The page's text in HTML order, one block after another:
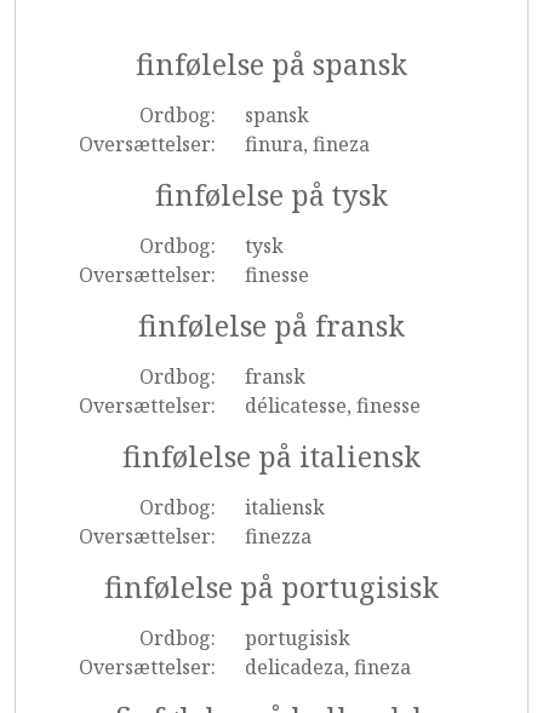
finfølelse på spansk
Ordbog:
spansk
Oversættelser:
finura, fineza
finfølelse på tysk
Ordbog:
tysk
Oversættelser:
finesse
finfølelse på fransk
Ordbog:
fransk
Oversættelser:
délicatesse, finesse
finfølelse på italiensk
Ordbog:
italiensk
Oversættelser:
finezza
finfølelse på portugisisk
Ordbog:
portugisisk
Oversættelser:
delicadeza, fineza